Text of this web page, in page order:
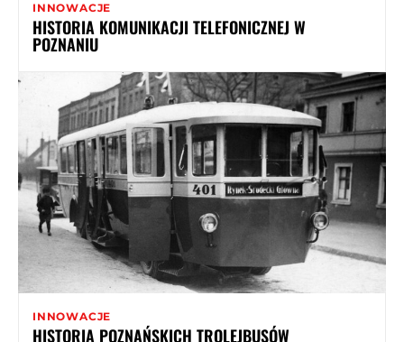
INNOWACJE
HISTORIA KOMUNIKACJI TELEFONICZNEJ W
POZNANIU
INNOWACJE
HISTORIA POZNAŃSKICH TROLEJBUSÓW